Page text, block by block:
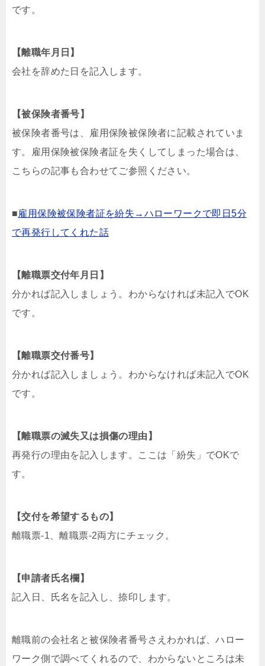
です。
【離職年月日】
会社を辞めた日を記入します。
【被保険者番号】
被保険者番号は、雇用保険被保険者に記載されていま
す。雇用保険被保険者証を失くしてしまった場合は、
こちらの記事も合わせてご参照ください。
■雇用保険被保険者証を紛失→ハローワークで即日5分
で再発行してくれた話
【離職票交付年月日】
分かれば記入しましょう。わからなければ未記入でOK
です。
【離職票交付番号】
分かれば記入しましょう。わからなければ未記入でOK
です。
【離職票の滅失又は損傷の理由】
再発行の理由を記入します。ここは「紛失」でOKで
す。
【交付を希望するもの】
離職票-1、離職票-2両方にチェック。
【申請者氏名欄】
記入日、氏名を記入し、捺印します。
離職前の会社名と被保険者番号さえわかれば、ハロー
ワーク側で調べてくれるので、わからないところは未